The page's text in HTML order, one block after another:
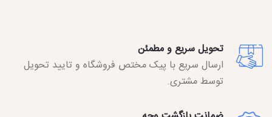
تحویل سریع و مطمئن
ارسال سریع با پیک مختص فروشگاه و تایید تحویل
توسط مشتری.